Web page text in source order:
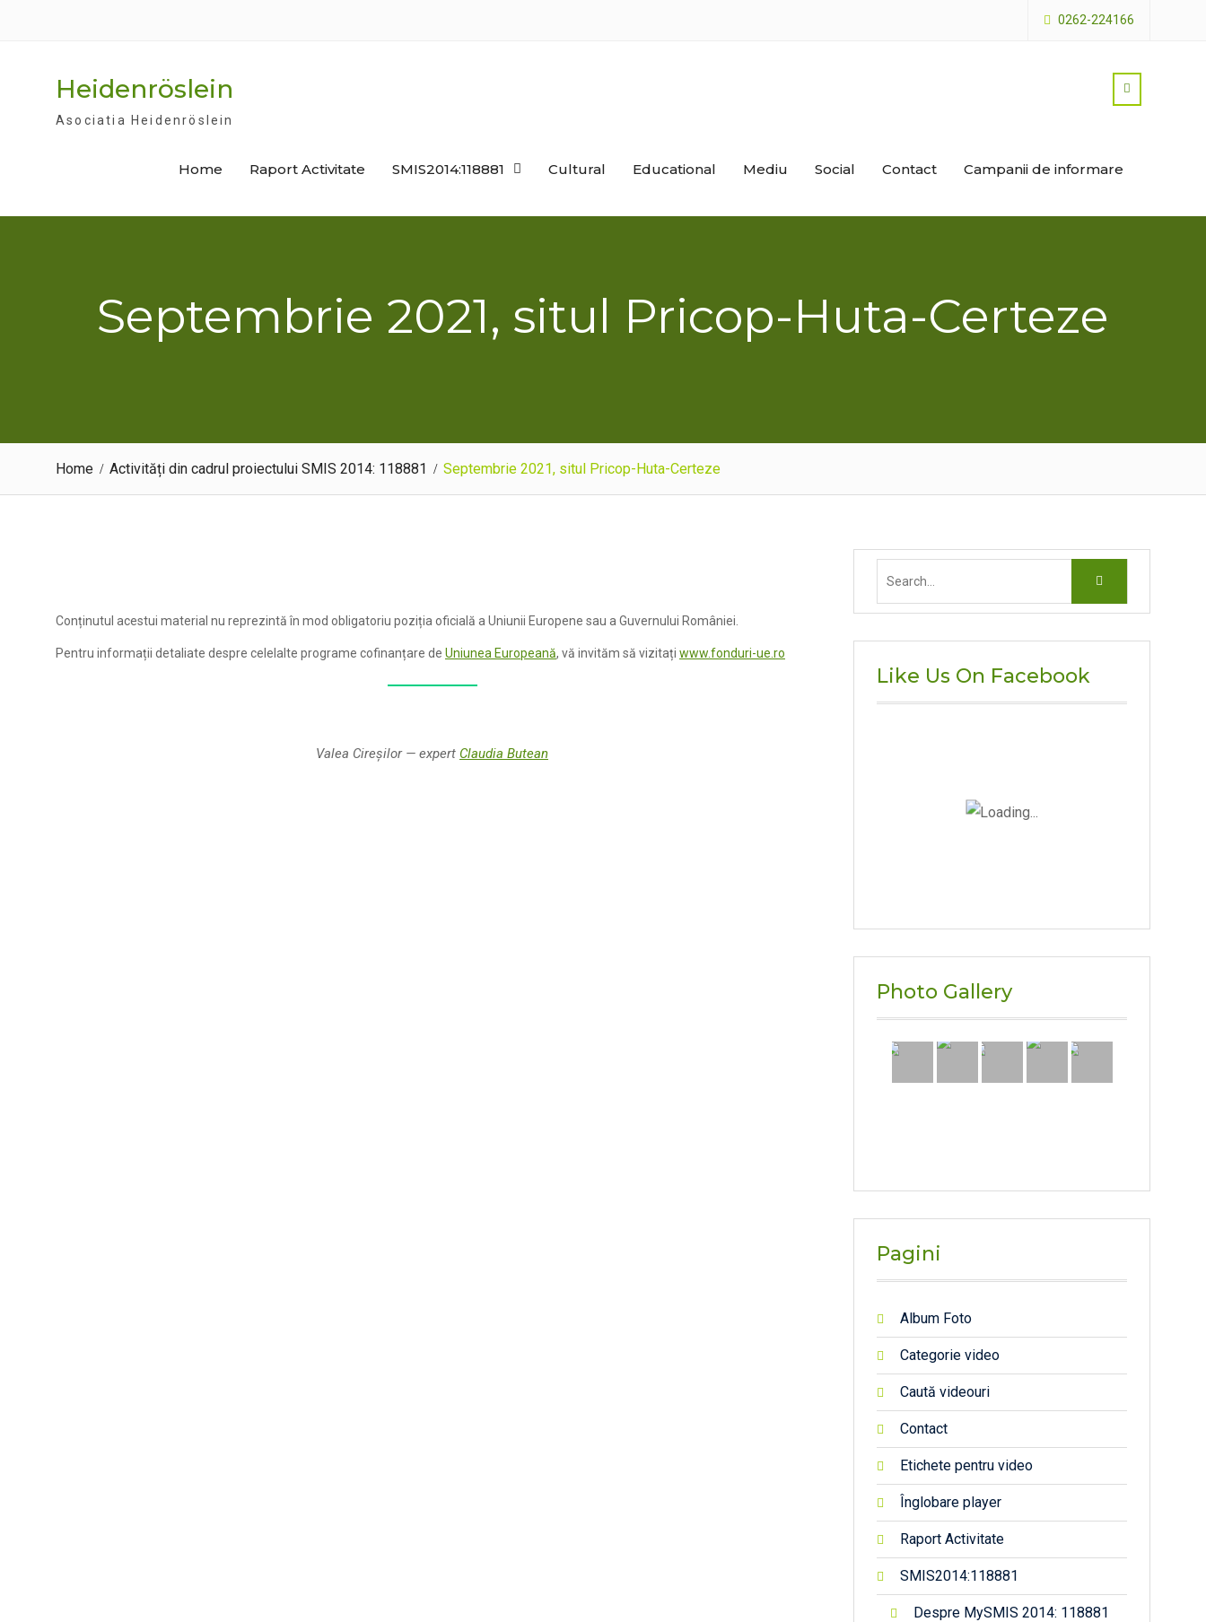
0262-224166
Heidenröslein
Asociatia Heidenröslein
Home Raport Activitate SMIS2014:118881 Cultural Educational Mediu Social Contact Campanii de informare
Septembrie 2021, situl Pricop-Huta-Certeze
Home Activități din cadrul proiectului SMIS 2014: 118881 Septembrie 2021, situl Pricop-Huta-Certeze
Conținutul acestui material nu reprezintă în mod obligatoriu poziția oficială a Uniunii Europene sau a Guvernului României.
Pentru informații detaliate despre celelalte programe cofinanțare de Uniunea Europeană, vă invităm să vizitați www.fonduri-ue.ro
Valea Cireșilor — expert Claudia Butean
Like Us On Facebook
Photo Gallery
Pagini
Album Foto
Categorie video
Caută videouri
Contact
Etichete pentru video
Înglobare player
Raport Activitate
SMIS2014:118881
Despre MySMIS 2014: 118881